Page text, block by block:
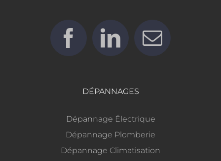
DÉPANNAGES
Dépannage Électrique
Dépannage Plomberie
Dépannage Climatisation